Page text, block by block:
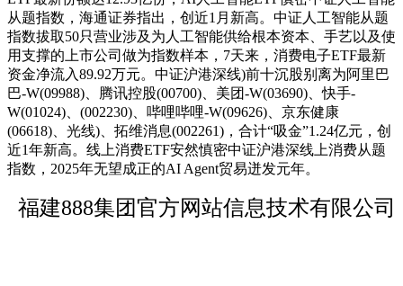
从题指数，海通证券指出，创近1月新高。中证人工智能从题
指数拔取50只营业涉及为人工智能供给根本资本、手艺以及使
用支撑的上市公司做为指数样本，7天来，消费电子ETF最新
资金净流入89.92万元。中证沪港深线)前十沉股别离为阿里巴
巴-W(09988)、腾讯控股(00700)、美团-W(03690)、快手-
W(01024)、(002230)、哔哩哔哩-W(09626)、京东健康
(06618)、光线)、拓维消息(002261)，合计“吸金”1.24亿元，创
近1年新高。线上消费ETF安然慎密中证沪港深线上消费从题
指数，2025年无望成正的AI Agent贸易迸发元年。
福建888集团官方网站信息技术有限公司